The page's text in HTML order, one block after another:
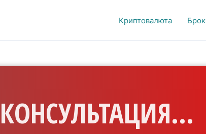
Криптовалюта
КОНСУЛЬТАЦИЯ...